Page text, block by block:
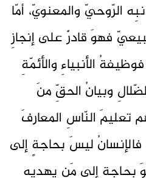
الرّوحيّ والمعنويّ، أمّا
فهوَ قادرٌ على إنجازِ
الأنبياءِ والأئمّةِ
وبيانُ الحقِّ منَ
تعليمَ النّاسِ المعارفَ
فالإنسانُ ليسَ بحاجةٍ إلى
بحاجةٍ إلى مَن يهديهِ